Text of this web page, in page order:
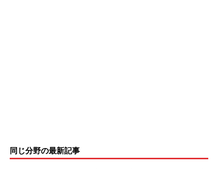
同じ分野の最新記事